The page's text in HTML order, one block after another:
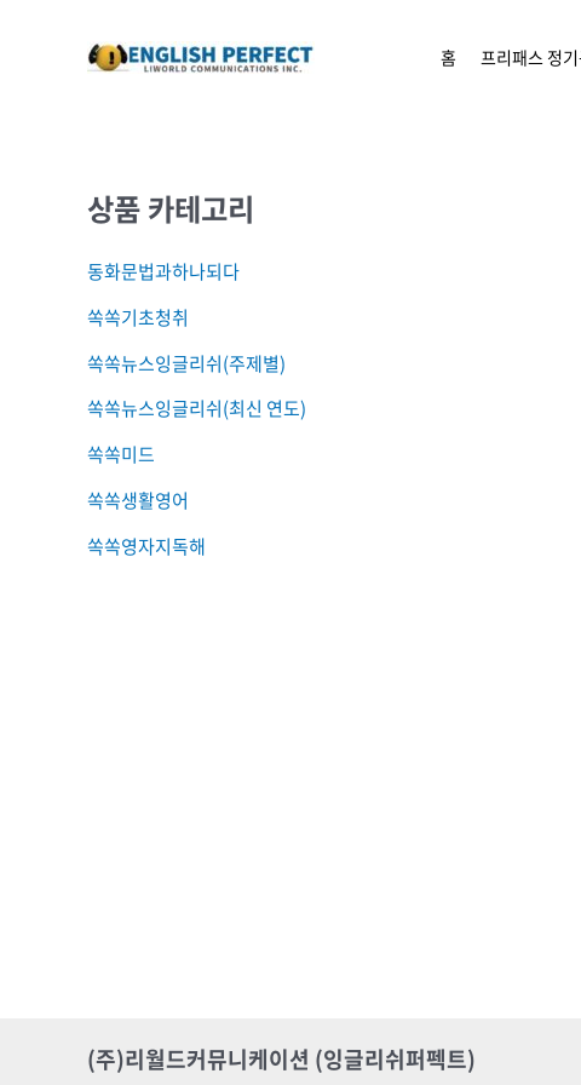
홈 프리패스 정
상품 카테고리
동화문법과하나되다
쏙쏙기초청취
쏙쏙뉴스잉글리쉬(주제별)
쏙쏙뉴스잉글리쉬(최신 연도)
쏙쏙미드
쏙쏙생활영어
쏙쏙영자지독해
(주)리월드커뮤니케이션 (잉글리쉬퍼펙트)